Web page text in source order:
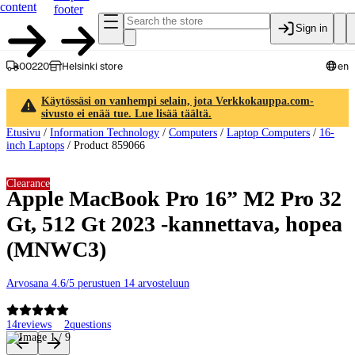
content
footer
Sign in
00220 Helsinki store en
Käytössäsi on vanhempi selain, jota Verkkokauppa.com-
sivusto ei enää tue. Lue lisää täältä.
Etusivu / Information Technology / Computers / Laptop Computers / 16-
inch Laptops / Product 859066
Apple MacBook Pro 16” M2 Pro 32
Gt, 512 Gt 2023 -kannettava, hopea
(MNWC3)
Arvosana 4.6/5 perustuen 14 arvosteluun
14reviews 2questions
Clearance